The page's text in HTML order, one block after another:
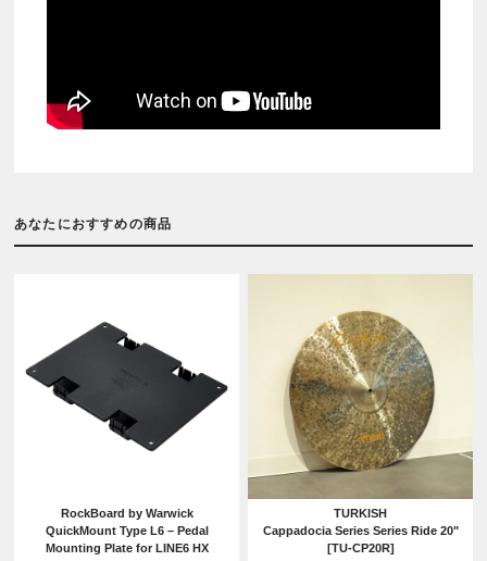
あなたにおすすめの商品
RockBoard by Warwick
QuickMount Type L6 – Pedal
Mounting Plate for LINE6 HX
TURKISH
Cappadocia Series Series Ride 20"
[TU-CP20R]